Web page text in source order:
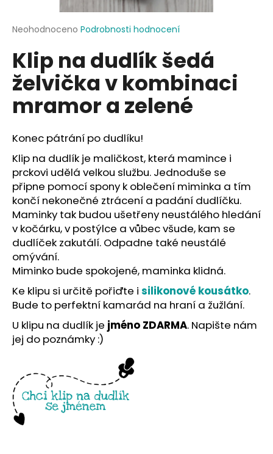
Průměrné
produktu
je
0,0
z
5
hvězdiček.
Neohodnoceno Podrobnosti hodnocení
Klip na dudlík šedá
želvička v kombinaci
mramor a zelené
Konec pátrání po dudlíku!
Klip na dudlík je maličkost, která mamince i
prckovi udělá velkou službu. Jednoduše se
připne pomocí spony k oblečení miminka a tím
končí nekonečné ztrácení a padání dudlíčku.
Maminky tak budou ušetřeny neustálého hledání
v kočárku, v postýlce a vůbec všude, kam se
dudlíček zakutálí. Odpadne také neustálé
omývání.
Miminko bude spokojené, maminka klidná.
Ke klipu si určitě pořiďte i silikonové kousátko.
Bude to perfektní kamarád na hraní a žužlání.
U klipu na dudlík je jméno ZDARMA. Napište nám
jej do poznámky :)
j
t
?
HLEDAT
D
o
p
o
r
u
č
u
j
m
e